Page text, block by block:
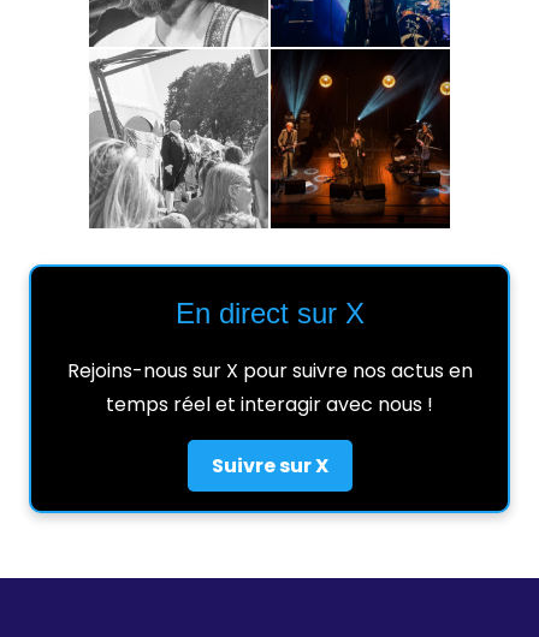
En direct sur X
Rejoins-nous sur X pour suivre nos actus en
temps réel et interagir avec nous !
Suivre sur X